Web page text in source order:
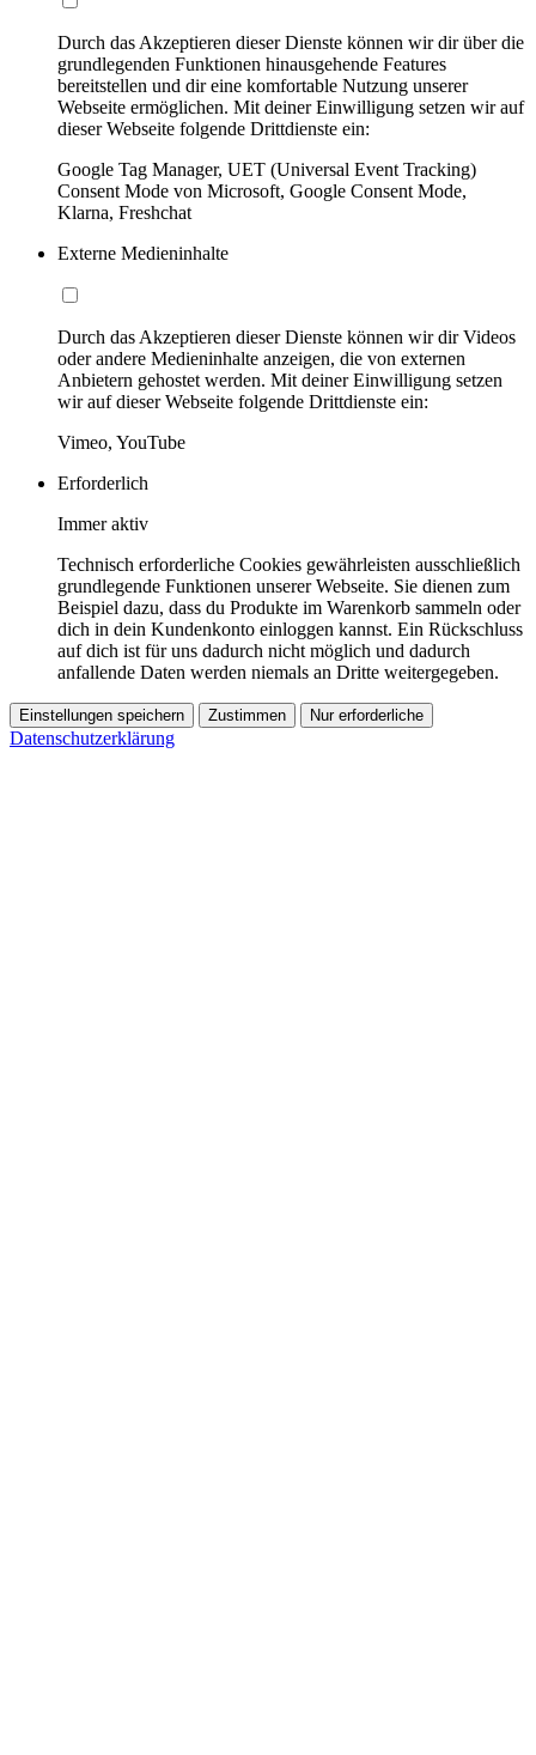
Durch das Akzeptieren dieser Dienste können wir dir über die
grundlegenden Funktionen hinausgehende Features
bereitstellen und dir eine komfortable Nutzung unserer
Webseite ermöglichen. Mit deiner Einwilligung setzen wir auf
dieser Webseite folgende Drittdienste ein:
Google Tag Manager, UET (Universal Event Tracking)
Consent Mode von Microsoft, Google Consent Mode,
Klarna, Freshchat
Externe Medieninhalte
Durch das Akzeptieren dieser Dienste können wir dir Videos
oder andere Medieninhalte anzeigen, die von externen
Anbietern gehostet werden. Mit deiner Einwilligung setzen
wir auf dieser Webseite folgende Drittdienste ein:
Vimeo, YouTube
Erforderlich
Immer aktiv
Technisch erforderliche Cookies gewährleisten ausschließlich
grundlegende Funktionen unserer Webseite. Sie dienen zum
Beispiel dazu, dass du Produkte im Warenkorb sammeln oder
dich in dein Kundenkonto einloggen kannst. Ein Rückschluss
auf dich ist für uns dadurch nicht möglich und dadurch
anfallende Daten werden niemals an Dritte weitergegeben.
Einstellungen speichern Zustimmen Nur erforderliche
Datenschutzerklärung